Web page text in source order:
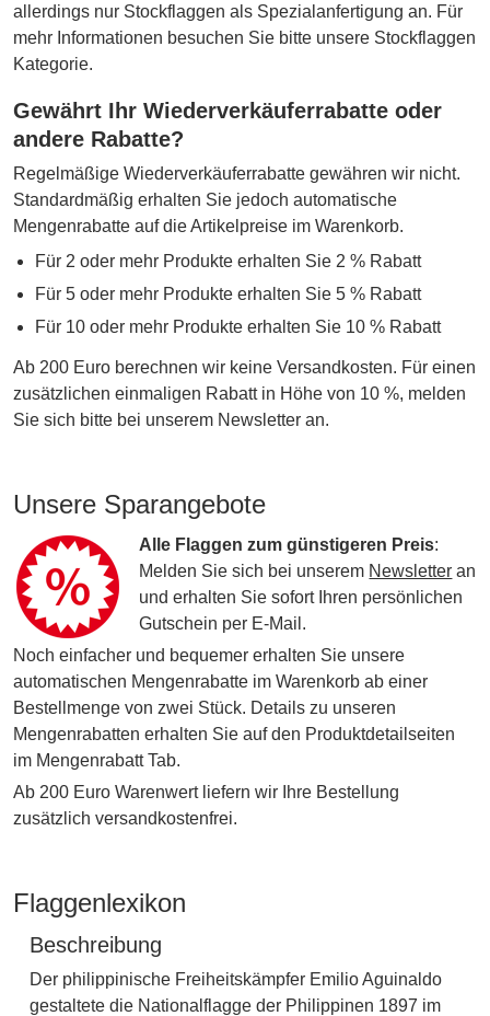
allerdings nur Stockflaggen als Spezialanfertigung an. Für
mehr Informationen besuchen Sie bitte unsere Stockflaggen
Kategorie.
Gewährt Ihr Wiederverkäuferrabatte oder
andere Rabatte?
Regelmäßige Wiederverkäuferrabatte gewähren wir nicht.
Standardmäßig erhalten Sie jedoch automatische
Mengenrabatte auf die Artikelpreise im Warenkorb.
Für 2 oder mehr Produkte erhalten Sie 2 % Rabatt
Für 5 oder mehr Produkte erhalten Sie 5 % Rabatt
Für 10 oder mehr Produkte erhalten Sie 10 % Rabatt
Ab 200 Euro berechnen wir keine Versandkosten. Für einen
zusätzlichen einmaligen Rabatt in Höhe von 10 %, melden
Sie sich bitte bei unserem Newsletter an.
Unsere Sparangebote
Alle Flaggen zum günstigeren Preis:
Melden Sie sich bei unserem Newsletter an
und erhalten Sie sofort Ihren persönlichen
Gutschein per E-Mail.
Noch einfacher und bequemer erhalten Sie unsere
automatischen Mengenrabatte im Warenkorb ab einer
Bestellmenge von zwei Stück. Details zu unseren
Mengenrabatten erhalten Sie auf den Produktdetailseiten
im Mengenrabatt Tab.
Ab 200 Euro Warenwert liefern wir Ihre Bestellung
zusätzlich versandkostenfrei.
Flaggenlexikon
Beschreibung
Der philippinische Freiheitskämpfer Emilio Aguinaldo
gestaltete die Nationalflagge der Philippinen 1897 im